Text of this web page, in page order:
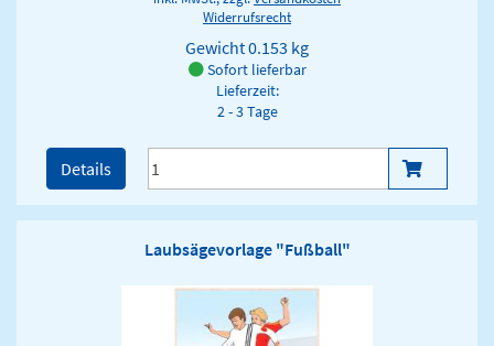
Widerrufsrecht
Gewicht0.153 kg
Sofort lieferbar
Lieferzeit:
2 - 3 Tage
Details
Laubsägevorlage "Fußball"